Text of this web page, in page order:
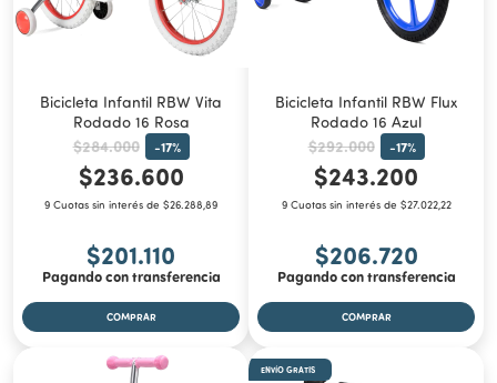
Bicicleta Infantil RBW Vita
Rodado 16 Rosa
$284.000 -17%
$236.600
9 Cuotas sin interés de $26.288,89
$201.110
Pagando con transferencia
Bicicleta Infantil RBW Flux
Rodado 16 Azul
$292.000 -17%
$243.200
9 Cuotas sin interés de $27.022,22
$206.720
Pagando con transferencia
ENVÍO GRATIS